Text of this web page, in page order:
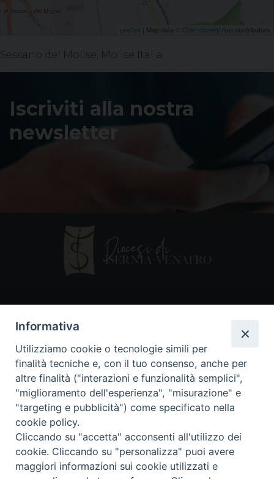
Leaflet | Map data © OpenStreetMap contributors
Sessano del Molise, Molise Italia
Iscriviti alla nostra
newsletter
86170 Isernia
086550849
segreteria@diocesiiserniavenafro.it
I nostri social
Copyright © 2018 - Diocesi di Isernia-Venafro (C.F.
90008750946). Riproduzione solo con permesso.
Informativa
Utilizziamo cookie o tecnologie simili per
finalità tecniche e, con il tuo consenso, anche per
altre finalità ("interazioni e funzionalità semplici",
"miglioramento dell'esperienza", "misurazione" e
"targeting e pubblicità") come specificato nella
cookie policy.
Cliccando su "accetta" acconsenti all'utilizzo dei
cookie. Cliccando su "personalizza" puoi avere
maggiori informazioni sui cookie utilizzati e